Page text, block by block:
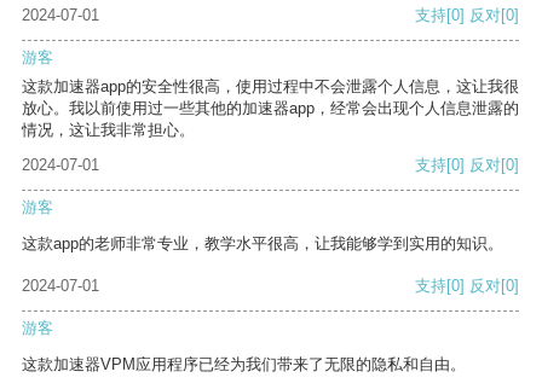
2024-07-01 支持[0] 反对[0]
游客
这款加速器app的安全性很高，使用过程中不会泄露个人信息，这让我很
放心。我以前使用过一些其他的加速器app，经常会出现个人信息泄露的
情况，这让我非常担心。
2024-07-01
支持[0] 反对[0]
游客
这款app的老师非常专业，教学水平很高，让我能够学到实用的知识。
2024-07-01 支持[0] 反对[0]
游客
这款加速器VPM应用程序已经为我们带来了无限的隐私和自由。